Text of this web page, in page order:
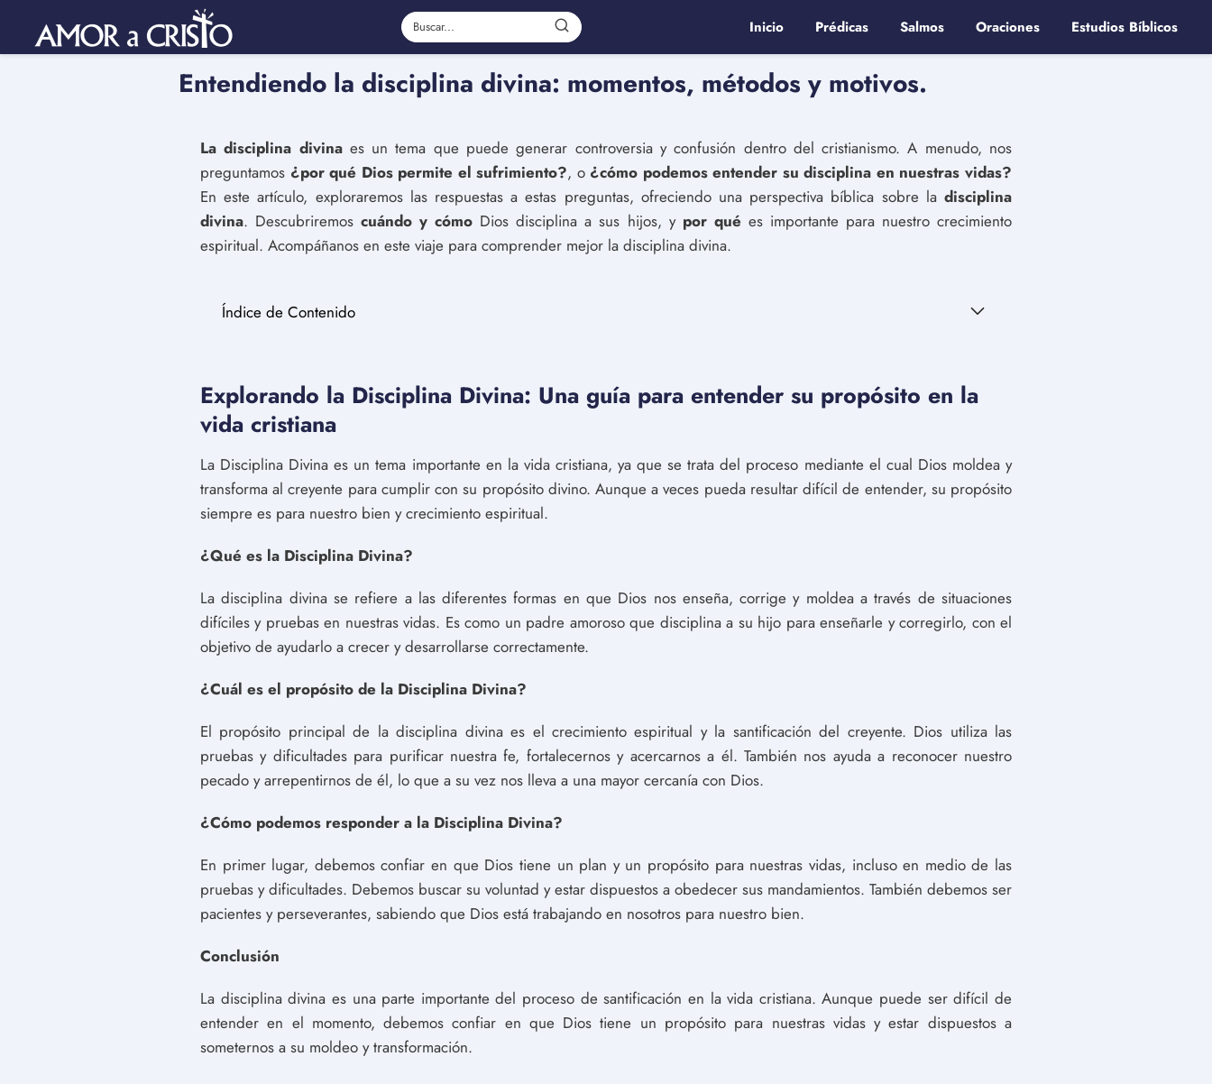
Inicio Prédicas Salmos Oraciones Estudios Bíblicos
Entendiendo la disciplina divina: momentos, métodos y motivos.
La disciplina divinaes un tema que puede generar controversia y confusión dentro del cristianismo. A menudo, nos
preguntamos ¿por qué Dios permite el sufrimiento?, o ¿cómo podemos entender su disciplina en nuestras vidas?
En este artículo, exploraremos las respuestas a estas preguntas, ofreciendo una perspectiva bíblica sobre la disciplina
divina. Descubriremoscuándo y cómo Dios disciplina a sus hijos, y por qué es importante para nuestro crecimiento
espiritual. Acompáñanos en este viaje para comprender mejor la disciplina divina.
Índice de Contenido
Explorando la Disciplina Divina: Una guía para entender su propósito en la
vida cristiana
La Disciplina Divina es un tema importante en la vida cristiana, ya que se trata del proceso mediante el cual Dios moldea y
transforma al creyente para cumplir con su propósito divino. Aunque a veces pueda resultar difícil de entender, su propósito
siempre es para nuestro bien y crecimiento espiritual.
¿Qué es la Disciplina Divina?
La disciplina divina se refiere a las diferentes formas en que Dios nos enseña, corrige y moldea a través de situaciones
difíciles y pruebas en nuestras vidas. Es como un padre amoroso que disciplina a su hijo para enseñarle y corregirlo, con el
objetivo de ayudarlo a crecer y desarrollarse correctamente.
¿Cuál es el propósito de la Disciplina Divina?
El propósito principal de la disciplina divina es el crecimiento espiritual y la santificación del creyente. Dios utiliza las
pruebas y dificultades para purificar nuestra fe, fortalecernos y acercarnos a él. También nos ayuda a reconocer nuestro
pecado y arrepentirnos de él, lo que a su vez nos lleva a una mayor cercanía con Dios.
¿Cómo podemos responder a la Disciplina Divina?
En primer lugar, debemos confiar en que Dios tiene un plan y un propósito para nuestras vidas, incluso en medio de las
pruebas y dificultades. Debemos buscar su voluntad y estar dispuestos a obedecer sus mandamientos. También debemos ser
pacientes y perseverantes, sabiendo que Dios está trabajando en nosotros para nuestro bien.
Conclusión
La disciplina divina es una parte importante del proceso de santificación en la vida cristiana. Aunque puede ser difícil de
entender en el momento, debemos confiar en que Dios tiene un propósito para nuestras vidas y estar dispuestos a
someternos a su moldeo y transformación.